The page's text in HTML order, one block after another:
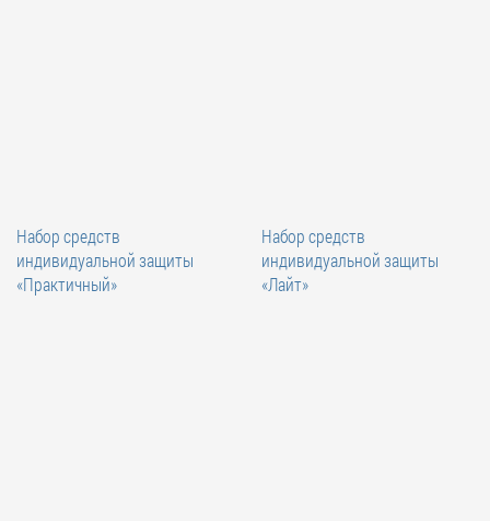
Набор средств
индивидуальной защиты
«Практичный»
Набор средств
индивидуальной защиты
«Лайт»